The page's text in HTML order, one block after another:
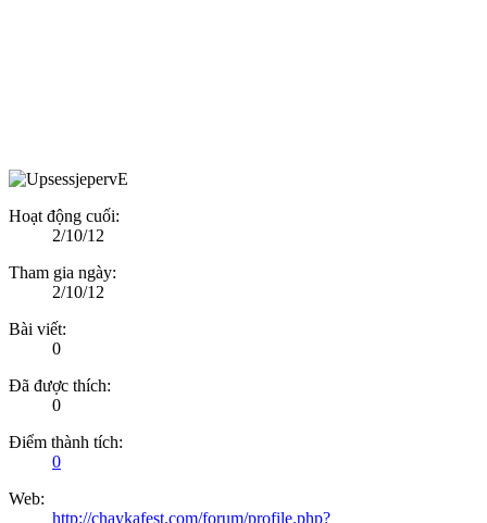
Hoạt động cuối:
2/10/12
Tham gia ngày:
2/10/12
Bài viết:
0
Đã được thích:
0
Điểm thành tích:
0
Web:
http://chaykafest.com/forum/profile.php?